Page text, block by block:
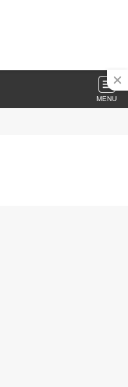
MENU